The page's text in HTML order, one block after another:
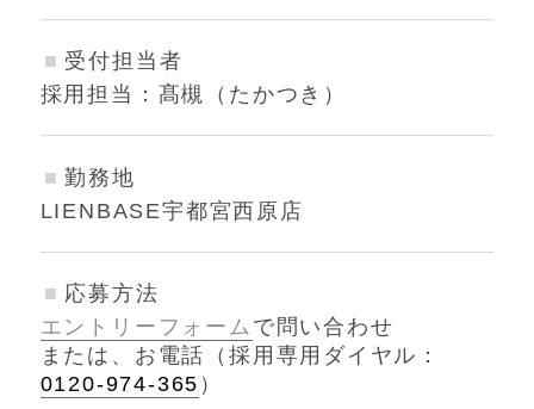
受付担当者
採用担当：髙槻（たかつき）
勤務地
LIENBASE宇都宮西原店
応募方法
エントリーフォーム で問い合わせ
または、お電話（採用専用ダイヤル：
0120-974-365 ）